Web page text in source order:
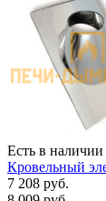
Есть в наличии
Кровельный
7 208 руб.